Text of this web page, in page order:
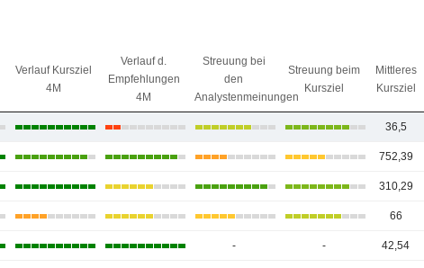
Verlauf Kursziel
4M
Verlauf d.
Empfehlungen
4M
Streuung bei
den
Analystenmeinungen
Streuung beim
Kursziel
Mittleres
Kursziel
36,5
752,39
310,29
66
- - 42,54